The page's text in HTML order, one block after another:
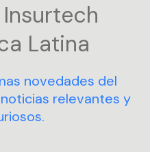
Latina
novedades del
relevantes y